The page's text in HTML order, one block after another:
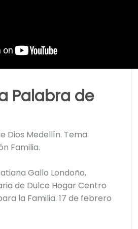
Palabra de
Dios Medellín. Tema:
Familia.
Gallo Londoño,
de Dulce Hogar Centro
la Familia. 17 de febrero